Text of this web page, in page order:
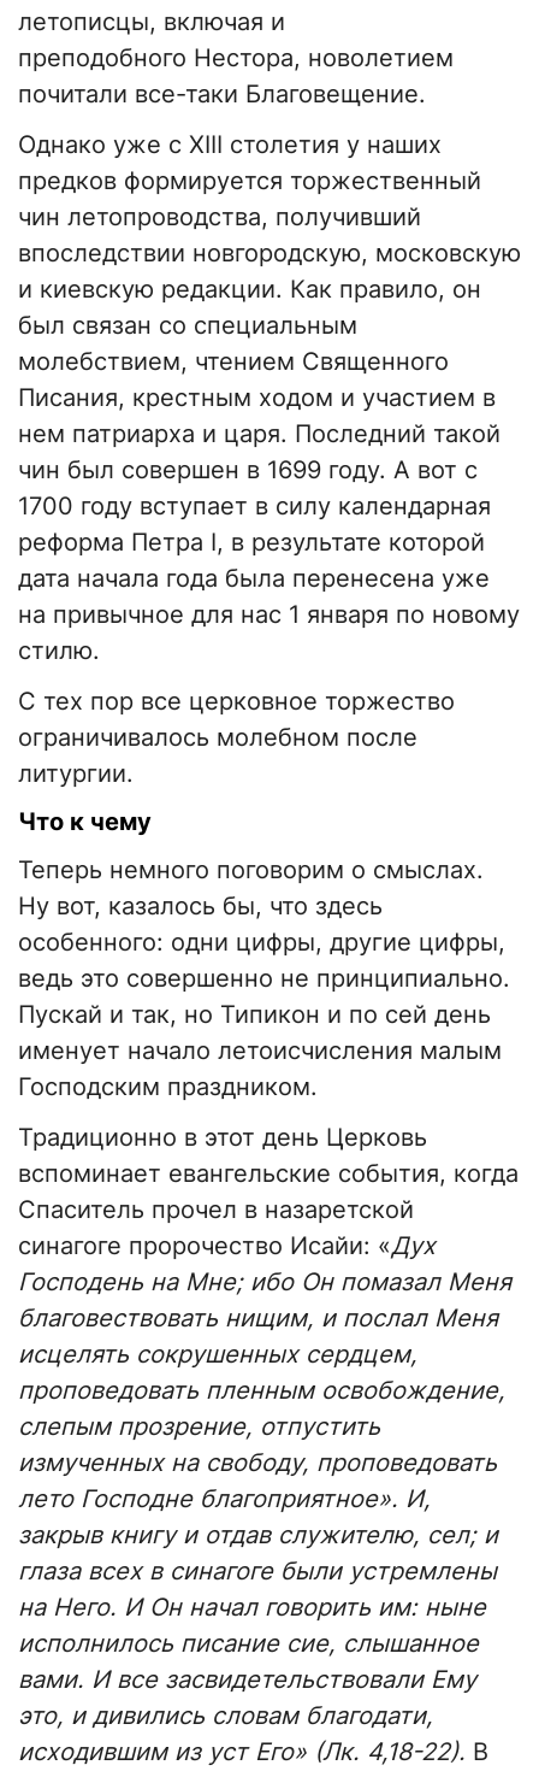
летописцы, включая и
преподобного Нестора, новолетием
почитали все-таки Благовещение.
Однако уже с XIII столетия у наших
предков формируется торжественный
чин летопроводства, получивший
впоследствии новгородскую, московскую
и киевскую редакции. Как правило, он
был связан со специальным
молебствием, чтением Священного
Писания, крестным ходом и участием в
нем патриарха и царя. Последний такой
чин был совершен в 1699 году. А вот с
1700 году вступает в силу календарная
реформа Петра I, в результате которой
дата начала года была перенесена уже
на привычное для нас 1 января по новому
стилю.
С тех пор все церковное торжество
ограничивалось молебном после
литургии.
Что к чему
Теперь немного поговорим о смыслах.
Ну вот, казалось бы, что здесь
особенного: одни цифры, другие цифры,
ведь это совершенно не принципиально.
Пускай и так, но Типикон и по сей день
именует начало летоисчисления малым
Господским праздником.
Традиционно в этот день Церковь
вспоминает евангельские события, когда
Спаситель прочел в назаретской
синагоге пророчество Исайи: «Дух
Господень на Мне; ибо Он помазал Меня
благовествовать нищим, и послал Меня
исцелять сокрушенных сердцем,
проповедовать пленным освобождение,
слепым прозрение, отпустить
измученных на свободу, проповедовать
лето Господне благоприятное». И,
закрыв книгу и отдав служителю, сел; и
глаза всех в синагоге были устремлены
на Него. И Он начал говорить им: ныне
исполнилось писание сие, слышанное
вами. И все засвидетельствовали Ему
это, и дивились словам благодати,
исходившим из уст Его» (Лк. 4,18-22). В